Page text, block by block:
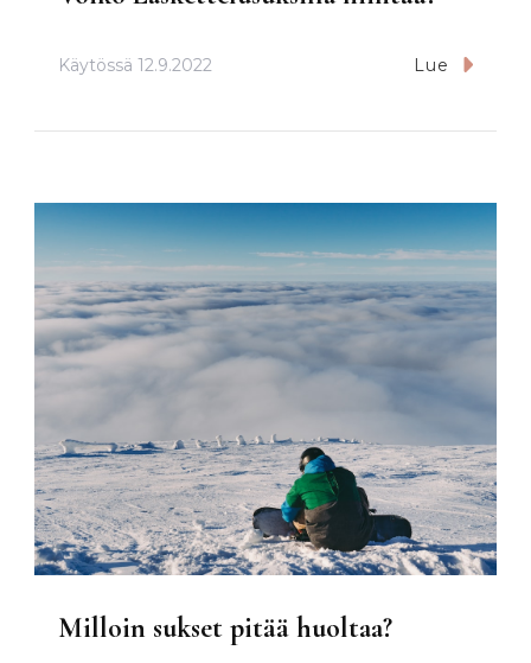
Käytössä 12.9.2022 Lue
Milloin sukset pitää huoltaa?